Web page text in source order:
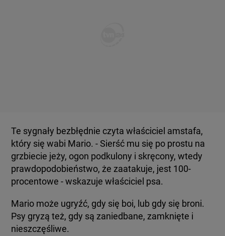
Te sygnały bezbłędnie czyta właściciel amstafa,
który się wabi Mario. - Sierść mu się po prostu na
grzbiecie jeży, ogon podkulony i skręcony, wtedy
prawdopodobieństwo, że zaatakuje, jest 100-
procentowe - wskazuje właściciel psa.
Mario może ugryźć, gdy się boi, lub gdy się broni.
Psy gryzą też, gdy są zaniedbane, zamknięte i
nieszczęśliwe.